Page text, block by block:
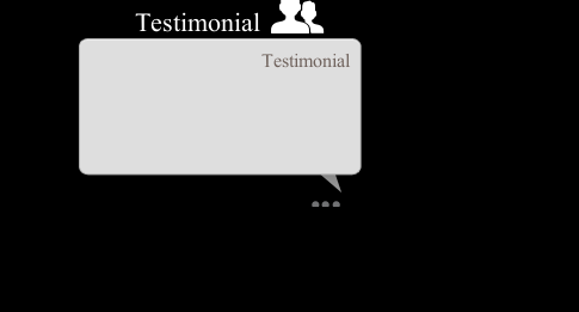
Testimonial
Testimonial